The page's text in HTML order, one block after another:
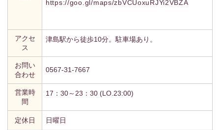
https://goo.gl/maps/zbVCUoxuRJYi2VBZA
アクセ
ス
津島駅から徒歩10分。駐車場あり。
お問い
合わせ
0567-31-7667
営業時
間
17：30～23：30 (LO.23:00)
定休日 日曜日